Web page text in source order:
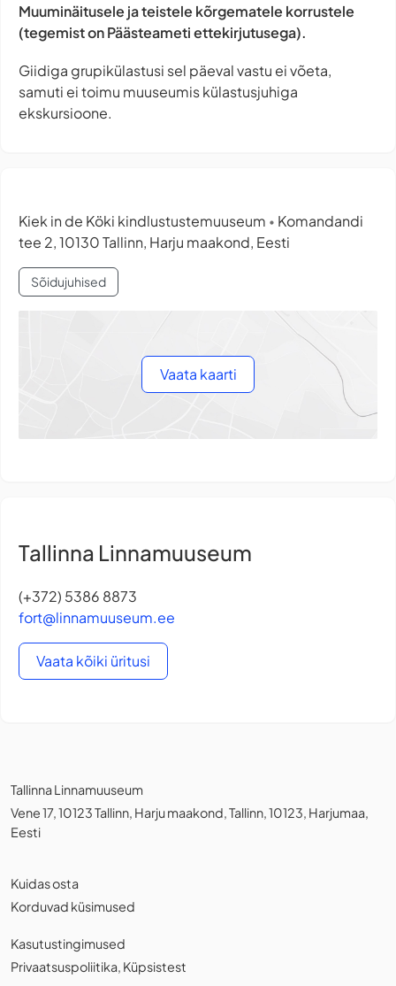
Muuminäitusele ja teistele kõrgematele korrustele
(tegemist on Päästeameti ettekirjutusega).
Giidiga grupikülastusi sel päeval vastu ei võeta,
samuti ei toimu muuseumis külastusjuhiga
ekskursioone.
Kiek in de Köki kindlustustemuuseum • Komandandi
tee 2, 10130 Tallinn, Harju maakond, Eesti
Sõidujuhised
Vaata kaarti
Tallinna Linnamuuseum
(+372) 5386 8873
fort@linnamuuseum.ee
Vaata kõiki üritusi
Tallinna Linnamuuseum
Vene 17, 10123 Tallinn, Harju maakond, Tallinn, 10123, Harjumaa,
Eesti
Kuidas osta
Korduvad küsimused
Kasutustingimused
Privaatsuspoliitika, Küpsistest